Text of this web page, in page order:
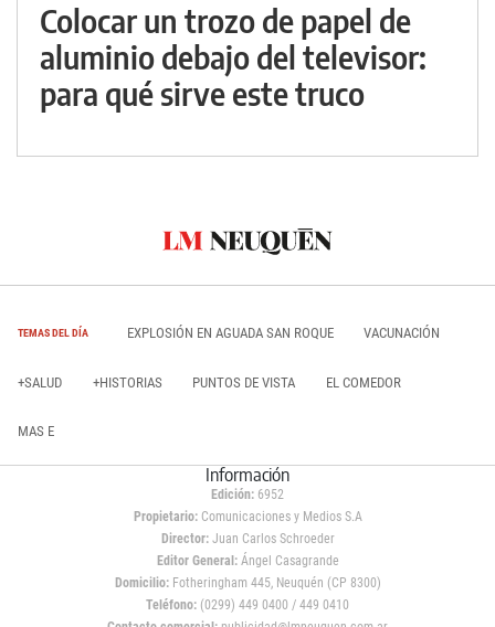
Colocar un trozo de papel de
aluminio debajo del televisor:
para qué sirve este truco
TEMAS DEL DÍA EXPLOSIÓN EN AGUADA SAN ROQUE VACUNACIÓN
+SALUD +HISTORIAS PUNTOS DE VISTA EL COMEDOR
MAS E
Información
Edición: 6952
Propietario:Comunicaciones y Medios S.A
Director: Juan Carlos Schroeder
Editor General:Ángel Casagrande
Domicilio:Fotheringham 445, Neuquén (CP 8300)
Teléfono: (0299) 449 0400 / 449 0410